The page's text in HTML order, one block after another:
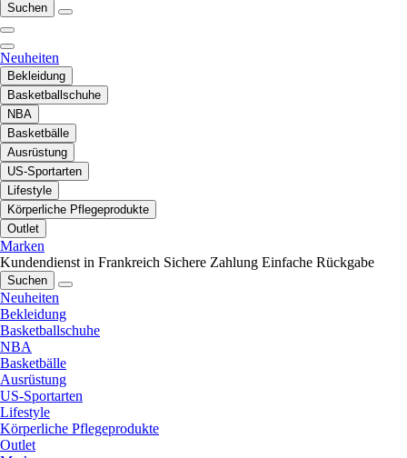
Suchen
Neuheiten
Bekleidung
Basketballschuhe
NBA
Basketbälle
Ausrüstung
US-Sportarten
Lifestyle
Körperliche Pflegeprodukte
Outlet
Marken
Kundendienst in Frankreich Sichere Zahlung Einfache Rückgabe
Suchen
Neuheiten
Bekleidung
Basketballschuhe
NBA
Basketbälle
Ausrüstung
US-Sportarten
Lifestyle
Körperliche Pflegeprodukte
Outlet